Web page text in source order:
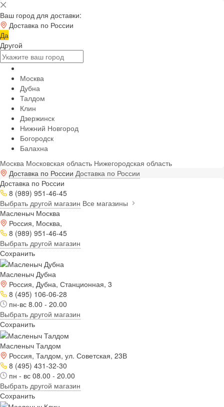
Ваш город для доставки:
Доставка по России
Да
Другой
Москва
Дубна
Талдом
Клин
Дзержинск
Нижний Новгород
Богородск
Балахна
Москва Московская область Нижегородская область
Доставка по России Доставка по России
Доставка по России
8 (989) 951-46-45
Выбрать другой магазин Все магазины
Масленыч Москва
Россия, Москва,
8 (989) 951-46-45
Выбрать другой магазин
Сохранить
Масленыч Дубна
Россия, Дубна, Станционная, 3
8 (495) 106-06-28
пн-вс 8.00 - 20.00
Выбрать другой магазин
Сохранить
Масленыч Талдом
Россия, Талдом, ул. Советская, 23В
8 (495) 431-32-30
пн - вс 08.00 - 20.00
Выбрать другой магазин
Сохранить